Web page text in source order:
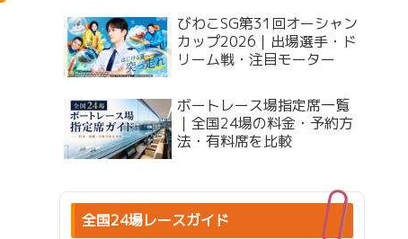
びわこSG第31回オーシャン
カップ2026｜出場選手・ド
リーム戦・注目モーター
ボートレース場指定席一覧
｜全国24場の料金・予約方
法・有料席を比較
全国24場レースガイド